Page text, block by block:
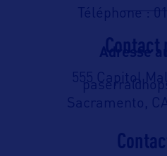
Téléphone : 01
Adresse
555 Capitol
Sacramento,
Contact